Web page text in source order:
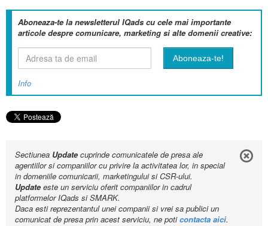
Aboneaza-te la newsletterul IQads cu cele mai importante
articole despre comunicare, marketing si alte domenii creative:
Info
Sectiunea Updatecuprinde comunicatele de presa ale
agentiilor si companiilor cu privire la activitatea lor, in special
in domeniile comunicarii, marketingului si CSR-ului.
Updateeste un serviciu oferit companiilor in cadrul
platformelor IQads si SMARK.
Daca esti reprezentantul unei companii si vrei sa publici un
comunicat de presa prin acest serviciu, ne poticontacta aici.